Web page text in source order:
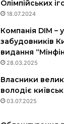
Олімпійських
18.07.2024
Компанія DIM –
забудовників
видання
28.03.2025
Власники
володіє
03.07.2025